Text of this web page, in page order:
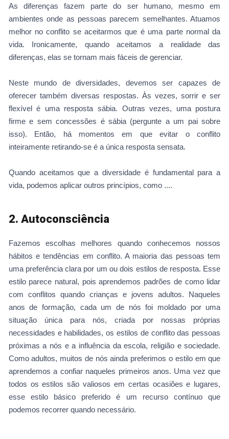
As diferenças fazem parte do ser humano, mesmo em
ambientes onde as pessoas parecem semelhantes. Atuamos
melhor no conflito se aceitarmos que é uma parte normal da
vida. Ironicamente, quando aceitamos a realidade das
diferenças, elas se tornam mais fáceis de gerenciar.
Neste mundo de diversidades, devemos ser capazes de
oferecer também diversas respostas. Às vezes, sorrir e ser
flexível é uma resposta sábia. Outras vezes, uma postura
firme e sem concessões é sábia (pergunte a um pai sobre
isso). Então, há momentos em que evitar o conflito
inteiramente retirando-se é a única resposta sensata.
Quando aceitamos que a diversidade é fundamental para a
vida, podemos aplicar outros princípios, como ....
2. Autoconsciência
Fazemos escolhas melhores quando conhecemos nossos
hábitos e tendências em conflito. A maioria das pessoas tem
uma preferência clara por um ou dois estilos de resposta. Esse
estilo parece natural, pois aprendemos padrões de como lidar
com conflitos quando crianças e jovens adultos. Naqueles
anos de formação, cada um de nós foi moldado por uma
situação única para nós, criada por nossas próprias
necessidades e habilidades, os estilos de conflito das pessoas
próximas a nós e a influência da escola, religião e sociedade.
Como adultos, muitos de nós ainda preferimos o estilo em que
aprendemos a confiar naqueles primeiros anos. Uma vez que
todos os estilos são valiosos em certas ocasiões e lugares,
esse estilo básico preferido é um recurso contínuo que
podemos recorrer quando necessário.